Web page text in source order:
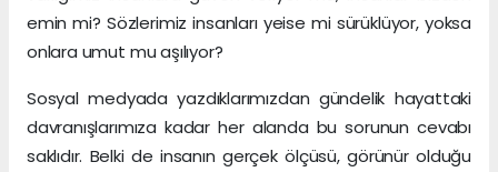
emin mi? Sözlerimiz insanları yeise mi sürüklüyor, yoksa
onlara umut mu aşılıyor?
Sosyal medyada yazdıklarımızdan gündelik hayattaki
davranışlarımıza kadar her alanda bu sorunun cevabı
saklıdır. Belki de insanın gerçek ölçüsü, görünür olduğu